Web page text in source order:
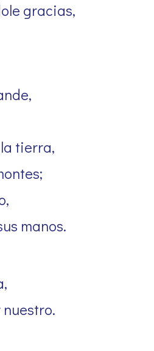
gracias,
tierra,
manos.